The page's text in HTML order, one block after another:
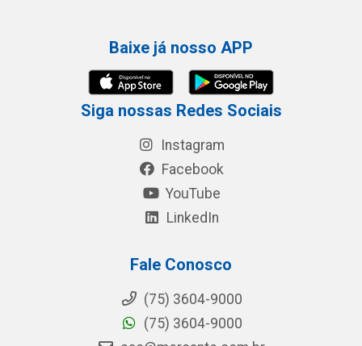
Baixe já nosso APP
Siga nossas Redes Sociais
Instagram
Facebook
YouTube
LinkedIn
Fale Conosco
(75) 3604-9000
(75) 3604-9000